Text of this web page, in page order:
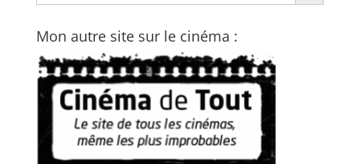
Mon autre site sur le cinéma :